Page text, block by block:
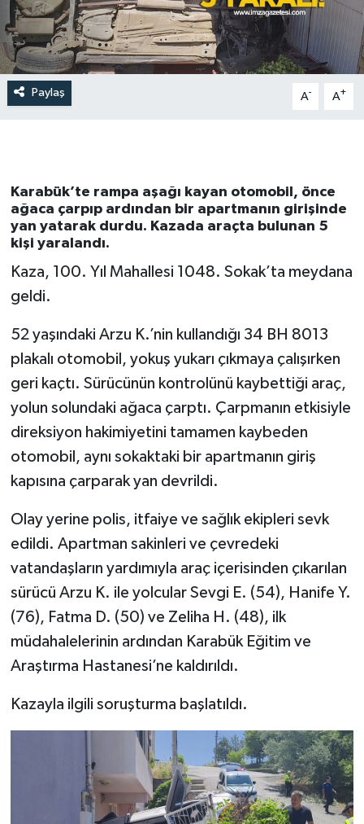
Paylaş A- A+
Karabük’te rampa aşağı kayan otomobil, önce
ağaca çarpıp ardından bir apartmanın girişinde
yan yatarak durdu. Kazada araçta bulunan 5
kişi yaralandı.
Kaza, 100. Yıl Mahallesi 1048. Sokak’ta meydana
geldi.
52 yaşındaki Arzu K.’nin kullandığı 34 BH 8013
plakalı otomobil, yokuş yukarı çıkmaya çalışırken
geri kaçtı. Sürücünün kontrolünü kaybettiği araç,
yolun solundaki ağaca çarptı. Çarpmanın etkisiyle
direksiyon hakimiyetini tamamen kaybeden
otomobil, aynı sokaktaki bir apartmanın giriş
kapısına çarparak yan devrildi.
Olay yerine polis, itfaiye ve sağlık ekipleri sevk
edildi. Apartman sakinleri ve çevredeki
vatandaşların yardımıyla araç içerisinden çıkarılan
sürücü Arzu K. ile yolcular Sevgi E. (54), Hanife Y.
(76), Fatma D. (50) ve Zeliha H. (48), ilk
müdahalelerinin ardından Karabük Eğitim ve
Araştırma Hastanesi’ne kaldırıldı.
Kazayla ilgili soruşturma başlatıldı.